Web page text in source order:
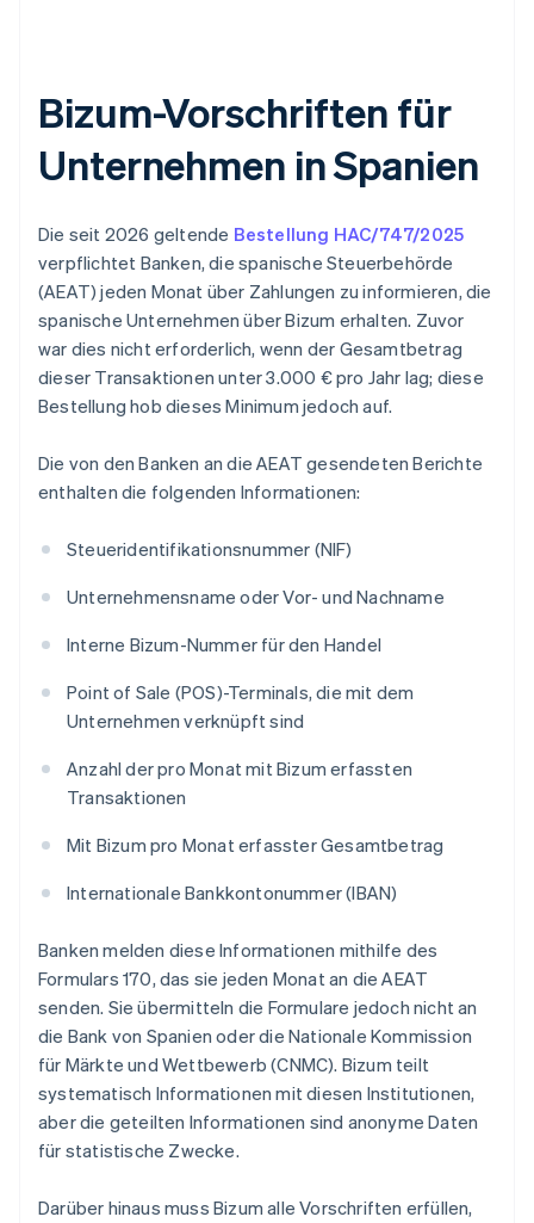
Bizum-Vorschriften für
Unternehmen in Spanien
Die seit 2026 geltende Bestellung HAC/747/2025
verpflichtet Banken, die spanische Steuerbehörde
(AEAT) jeden Monat über Zahlungen zu informieren, die
spanische Unternehmen über Bizum erhalten. Zuvor
war dies nicht erforderlich, wenn der Gesamtbetrag
dieser Transaktionen unter 3.000 € pro Jahr lag; diese
Bestellung hob dieses Minimum jedoch auf.
Die von den Banken an die AEAT gesendeten Berichte
enthalten die folgenden Informationen:
Steueridentifikationsnummer (NIF)
Unternehmensname oder Vor- und Nachname
Interne Bizum-Nummer für den Handel
Point of Sale (POS)-Terminals, die mit dem
Unternehmen verknüpft sind
Anzahl der pro Monat mit Bizum erfassten
Transaktionen
Mit Bizum pro Monat erfasster Gesamtbetrag
Internationale Bankkontonummer (IBAN)
Banken melden diese Informationen mithilfe des
Formulars 170, das sie jeden Monat an die AEAT
senden. Sie übermitteln die Formulare jedoch nicht an
die Bank von Spanien oder die Nationale Kommission
für Märkte und Wettbewerb (CNMC). Bizum teilt
systematisch Informationen mit diesen Institutionen,
aber die geteilten Informationen sind anonyme Daten
für statistische Zwecke.
Darüber hinaus muss Bizum alle Vorschriften erfüllen,